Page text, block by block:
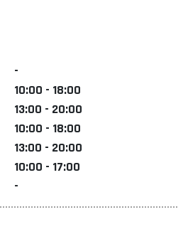
Doetinchem
-
10:00 - 18:00
13:00 - 20:00
10:00 - 18:00
13:00 - 20:00
10:00 - 17:00
-